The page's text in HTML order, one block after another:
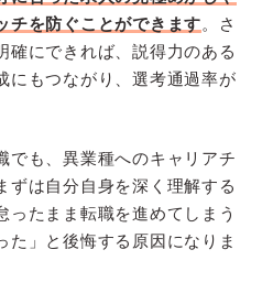
チを防ぐことができます。さ
確にできれば、説得力のある
にもつながり、選考通過率が
でも、異業種へのキャリアチ
ずは自分自身を深く理解する
ったまま転職を進めてしまう
た」と後悔する原因になりま